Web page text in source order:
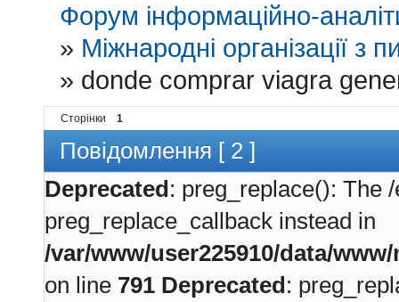
Форум інформаційно-
» Міжнародні організації з
» donde comprar viagra
Сторінки 1
Повідомлення [ 2 ]
Deprecated: preg_replace(): The
preg_replace_callback instead in
/var/www/user225910/data/
on line 791 Deprecated: